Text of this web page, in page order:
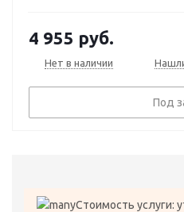
4 955 руб.
Нет в наличии
Под
Стоимость услуги: